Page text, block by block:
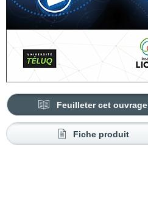
Feuilleter cet ouvrage
Fiche produit